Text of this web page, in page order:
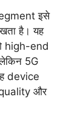
इसे
है। यह
high-end
5G
device
और